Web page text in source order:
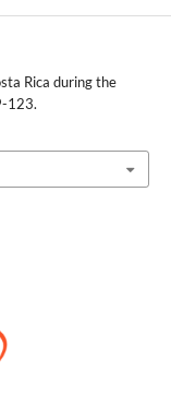
Rica during the
123.